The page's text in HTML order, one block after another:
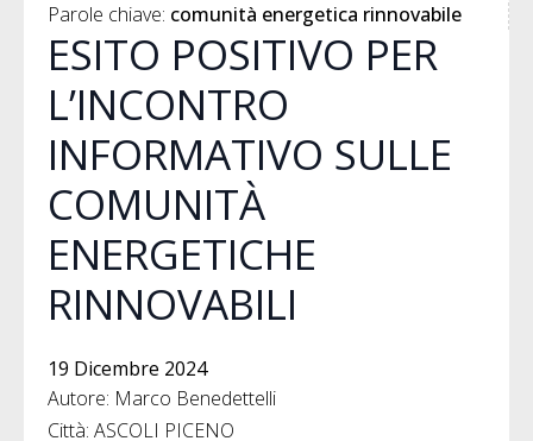
Parole chiave: comunità energetica rinnovabile
ESITO POSITIVO PER
L’INCONTRO
INFORMATIVO SULLE
COMUNITÀ
ENERGETICHE
RINNOVABILI
19 Dicembre 2024
Autore: Marco Benedettelli
Città: ASCOLI PICENO